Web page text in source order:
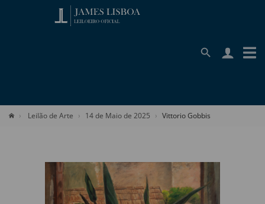
Leilão de Arte 14 de Maio de 2025 Vittorio Gobbis